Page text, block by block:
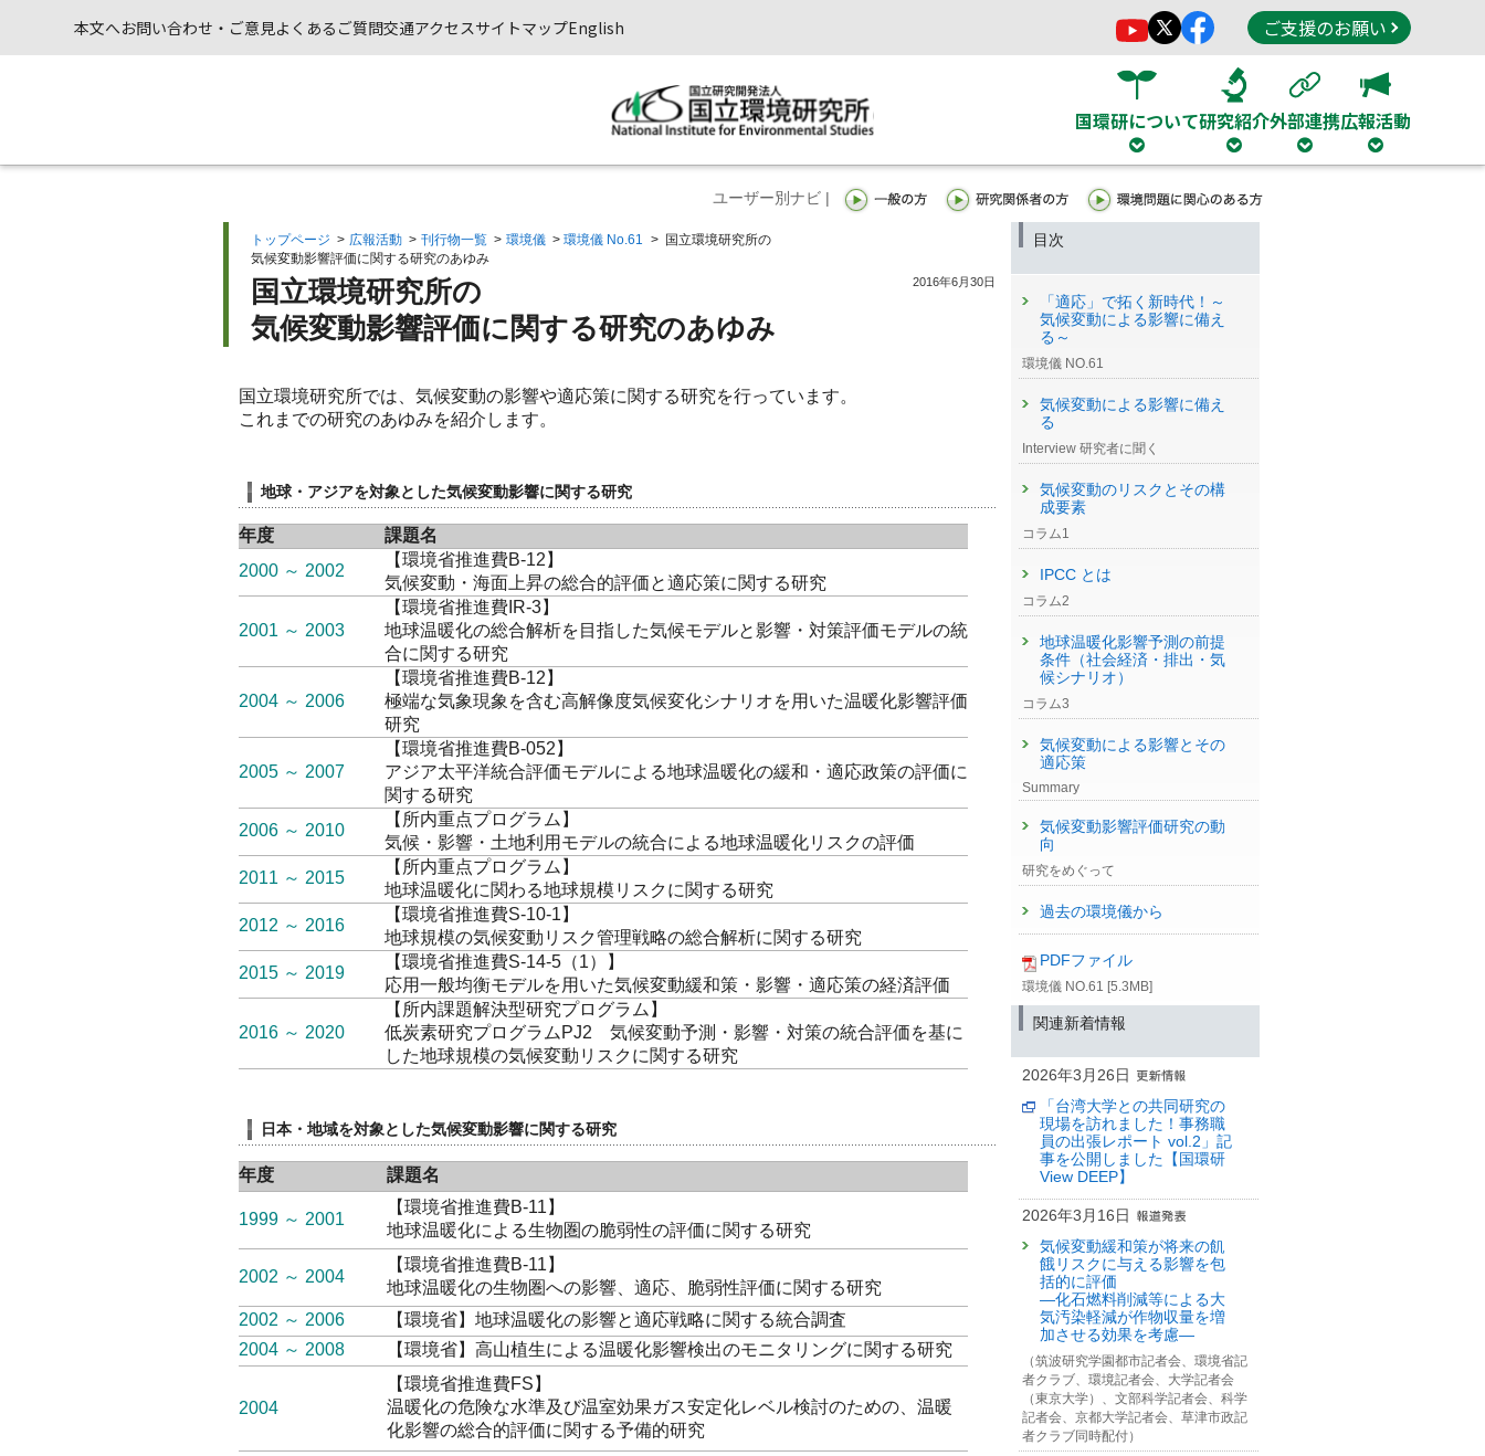
本文へお問い合わせ・ご意見よくあるご質問交通アクセスサイトマップEnglish ご支援のお願い
国環研について研究紹介外部連携広報活動
ユーザー別ナビ |
トップページ > 広報活動 > 刊行物一覧 > 環境儀 > 環境儀 No.61 >
国立環境研究所の
気候変動影響評価に関する研究のあゆみ
2016年6月30日
国立環境研究所の
気候変動影響評価に関する研究のあゆみ
国立環境研究所では、気候変動の影響や適応策に関する研究を行っています。
これまでの研究のあゆみを紹介します。
地球・アジアを対象とした気候変動影響に関する研究
年度
課題名
2000 ～ 2002
【環境省推進費B-12】
気候変動・海面上昇の総合的評価と適応策に関する研究
2001 ～ 2003
【環境省推進費IR-3】
地球温暖化の総合解析を目指した気候モデルと影響・対策評価モデルの統
合に関する研究
2004 ～ 2006
【環境省推進費B-12】
極端な気象現象を含む高解像度気候変化シナリオを用いた温暖化影響評価
研究
2005 ～ 2007
【環境省推進費B-052】
アジア太平洋統合評価モデルによる地球温暖化の緩和・適応政策の評価に
関する研究
2006 ～ 2010
【所内重点プログラム】
気候・影響・土地利用モデルの統合による地球温暖化リスクの評価
2011 ～ 2015
【所内重点プログラム】
地球温暖化に関わる地球規模リスクに関する研究
2012 ～ 2016
【環境省推進費S-10-1】
地球規模の気候変動リスク管理戦略の総合解析に関する研究
2015 ～ 2019
【環境省推進費S-14-5（1）】
応用一般均衡モデルを用いた気候変動緩和策・影響・適応策の経済評価
2016 ～ 2020
【所内課題解決型研究プログラム】
低炭素研究プログラムPJ2 気候変動予測・影響・対策の統合評価を基に
した地球規模の気候変動リスクに関する研究
日本・地域を対象とした気候変動影響に関する研究
年度 課題名
1999 ～ 2001
【環境省推進費B-11】
地球温暖化による生物圏の脆弱性の評価に関する研究
2002 ～ 2004
【環境省推進費B-11】
地球温暖化の生物圏への影響、適応、脆弱性評価に関する研究
2002 ～ 2006
【環境省】地球温暖化の影響と適応戦略に関する統合調査
2004 ～ 2008
【環境省】高山植生による温暖化影響検出のモニタリングに関する研究
2004
【環境省推進費FS】
温暖化の危険な水準及び温室効果ガス安定化レベル検討のための、温暖
化影響の総合的評価に関する予備的研究
目次
「適応」で拓く新時代！～
気候変動による影響に備え
る～
環境儀 NO.61
気候変動による影響に備え
る
Interview 研究者に聞く
気候変動のリスクとその構
成要素
コラム1
IPCC とは
コラム2
地球温暖化影響予測の前提
条件（社会経済・排出・気
候シナリオ）
コラム3
気候変動による影響とその
適応策
Summary
気候変動影響評価研究の動
向
研究をめぐって
過去の環境儀から
PDFファイル
環境儀 NO.61 [5.3MB]
関連新着情報
2026年3月26日
「台湾大学との共同研究の
現場を訪れました！事務職
員の出張レポート vol.2」記
事を公開しました【国環研
View DEEP】
2026年3月16日
気候変動緩和策が将来の飢
餓リスクに与える影響を包
括的に評価
—化石燃料削減等による大
気汚染軽減が作物収量を増
加させる効果を考慮—
（筑波研究学園都市記者会、環境省記
者クラブ、環境記者会、大学記者会
（東京大学）、文部科学記者会、科学
記者会、京都大学記者会、草津市政記
者クラブ同時配付）